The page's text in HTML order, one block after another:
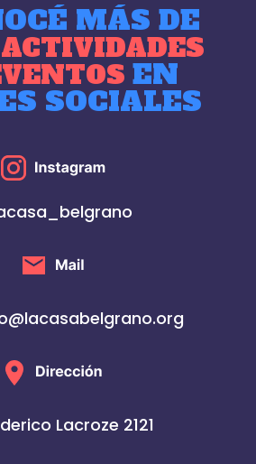
MÁS DE
ACTIVIDADES
EN
SOCIALES
Lacroze 2121